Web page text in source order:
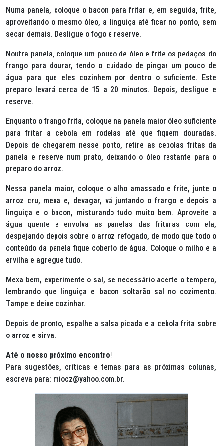
Numa panela, coloque o bacon para fritar e, em seguida, frite,
aproveitando o mesmo óleo, a linguiça até ficar no ponto, sem
secar demais. Desligue o fogo e reserve.
Noutra panela, coloque um pouco de óleo e frite os pedaços do
frango para dourar, tendo o cuidado de pingar um pouco de
água para que eles cozinhem por dentro o suficiente. Este
preparo levará cerca de 15 a 20 minutos. Depois, desligue e
reserve.
Enquanto o frango frita, coloque na panela maior óleo suficiente
para fritar a cebola em rodelas até que fiquem douradas.
Depois de chegarem nesse ponto, retire as cebolas fritas da
panela e reserve num prato, deixando o óleo restante para o
preparo do arroz.
Nessa panela maior, coloque o alho amassado e frite, junte o
arroz cru, mexa e, devagar, vá juntando o frango e depois a
linguiça e o bacon, misturando tudo muito bem. Aproveite a
água quente e envolva as panelas das frituras com ela,
despejando depois sobre o arroz refogado, de modo que todo o
conteúdo da panela fique coberto de água. Coloque o milho e a
ervilha e agregue tudo.
Mexa bem, experimente o sal, se necessário acerte o tempero,
lembrando que linguiça e bacon soltarão sal no cozimento.
Tampe e deixe cozinhar.
Depois de pronto, espalhe a salsa picada e a cebola frita sobre
o arroz e sirva.
Até o nosso próximo encontro!
Para sugestões, críticas e temas para as próximas colunas,
escreva para: miocz@yahoo.com.br.